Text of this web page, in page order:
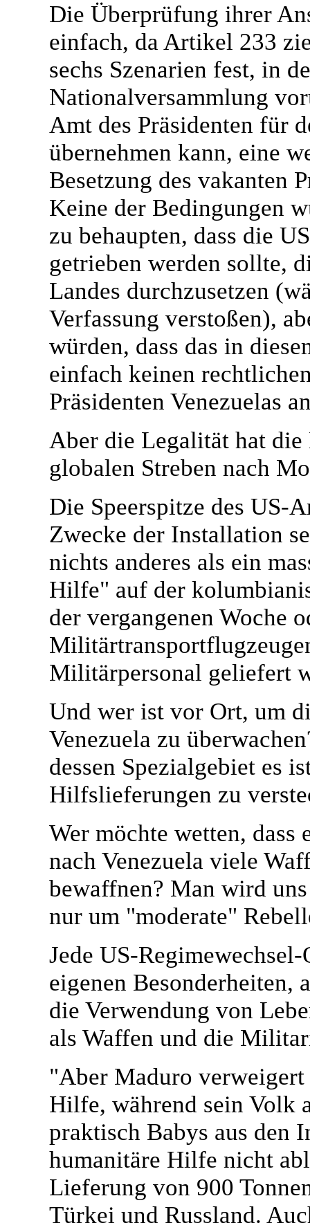
Die Überprüfung ihrer
einfach, da Artikel 233
sechs Szenarien fest, in
Nationalversammlung
Amt des Präsidenten für
übernehmen kann, eine
Besetzung des vakanten
Keine der Bedingungen
zu behaupten, dass die
getrieben werden sollte,
Landes durchzusetzen
Verfassung verstoßen),
würden, dass das in
einfach keinen
Präsidenten Venezuelas
Aber die Legalität hat
globalen Streben nach
Die Speerspitze des US-
Zwecke der Installation
nichts anderes als ein
Hilfe" auf der
der vergangenen Woche
Militärpersonal geliefert
Und wer ist vor Ort, um
Venezuela zu
dessen Spezialgebiet es
Hilfslieferungen zu
Wer möchte wetten,
nach Venezuela viele
bewaffnen? Man wird
nur um "moderate"
Jede US-
eigenen Besonderheiten,
die Verwendung von
als Waffen und die
"Aber Maduro
Hilfe, während sein Volk
praktisch Babys aus den
humanitäre Hilfe nicht
Lieferung von 900
Türkei und Russland.